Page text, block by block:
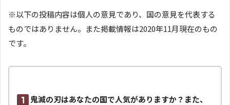
※以下の投稿内容は個人の意見であり、国の意見を代表する
ものではありません。また掲載情報は2020年11月現在のもの
です。
鬼滅の刃はあなたの国で人気がありますか？また、